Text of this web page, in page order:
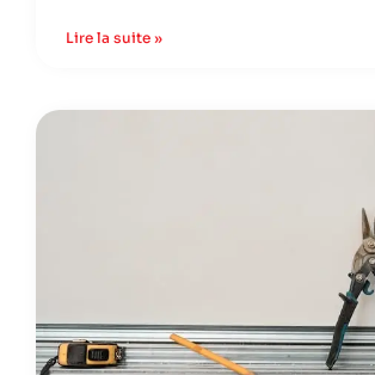
Lire la suite »